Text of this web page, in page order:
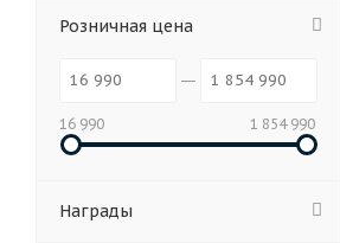
Розничная цена
16 990 1 854 990
Награды